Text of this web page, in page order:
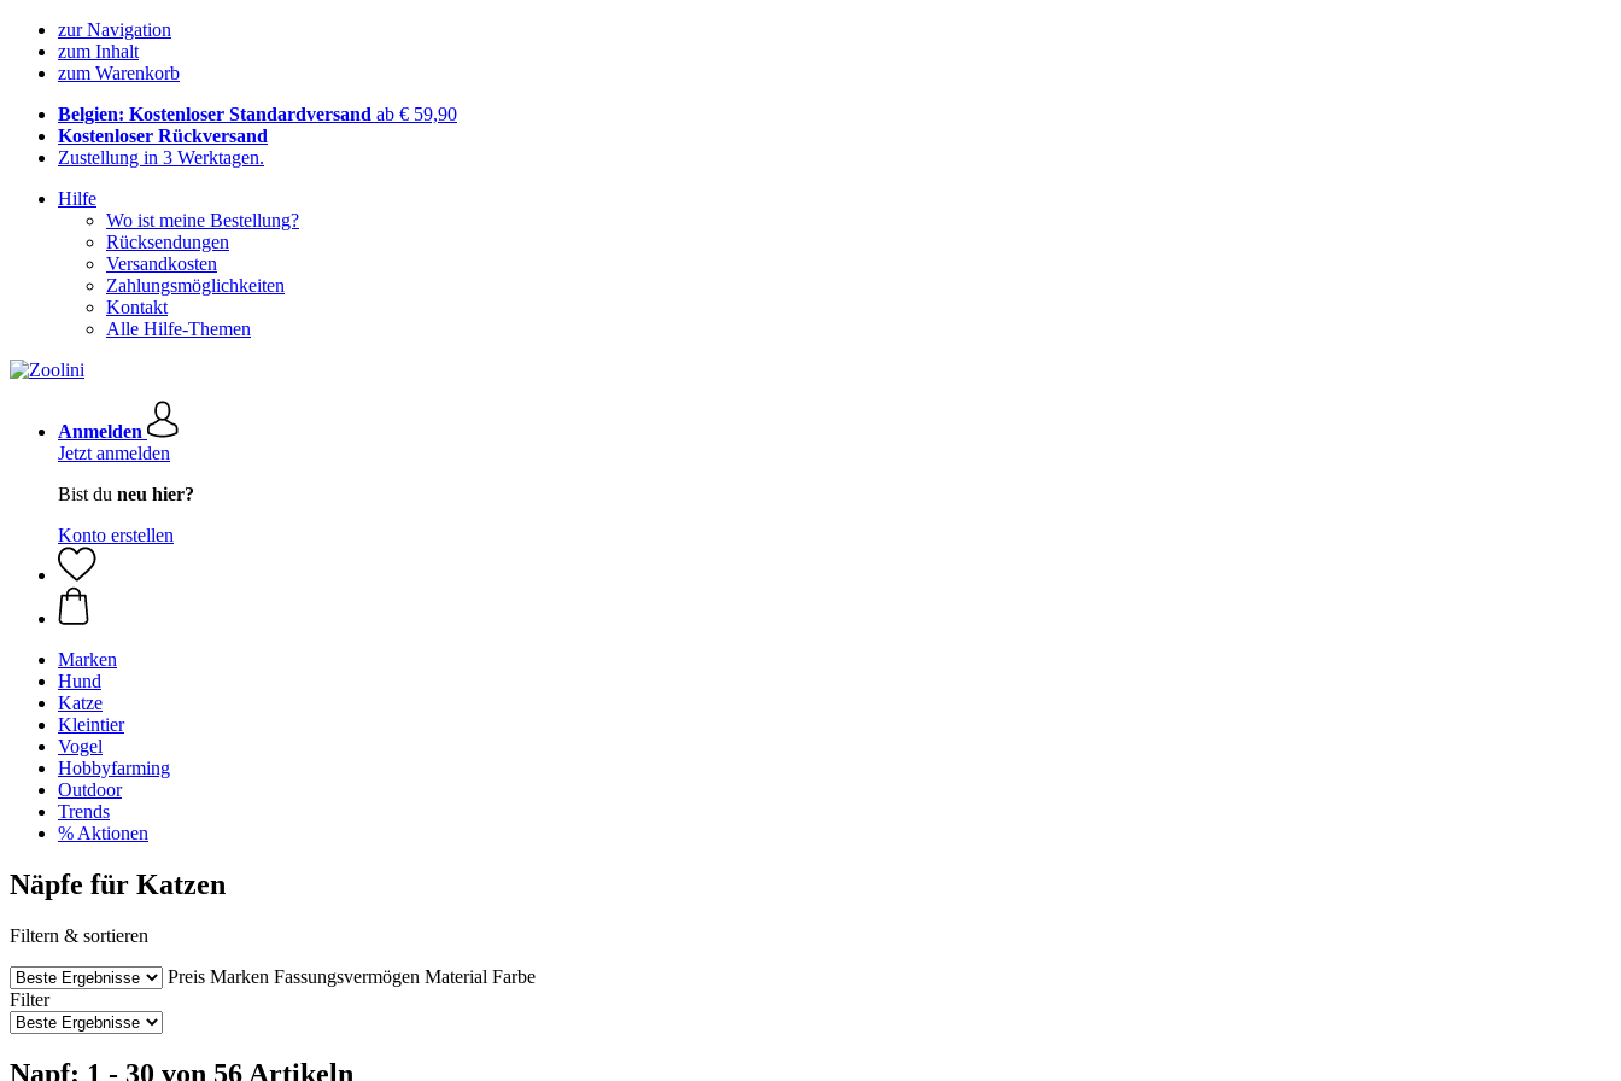
zur Navigation
zum Inhalt
zum Warenkorb
Belgien: Kostenloser Standardversand ab € 59,90
Kostenloser Rückversand
Zustellung in 3 Werktagen.
Hilfe
Wo ist meine Bestellung?
Rücksendungen
Versandkosten
Zahlungsmöglichkeiten
Kontakt
Alle Hilfe-Themen
Anmelden
Jetzt anmelden
Bist du neu hier?
Konto erstellen
Marken
Hund
Katze
Kleintier
Vogel
Hobbyfarming
Outdoor
Trends
% Aktionen
Näpfe für Katzen
Filtern & sortieren
Preis Marken Fassungsvermögen Material Farbe
Filter
Napf: 1 - 30 von 56 Artikeln